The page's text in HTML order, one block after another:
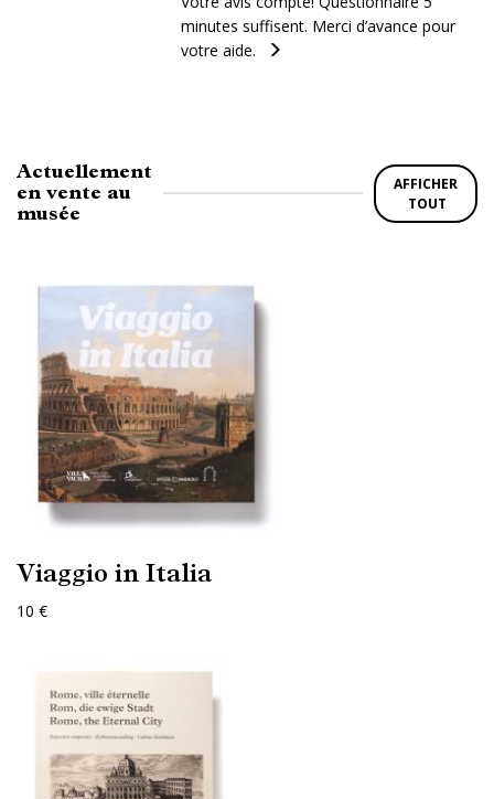
minutes suffisent. Merci d’avance pour
votre aide.
Actuellement
en vente au
musée
AFFICHER
TOUT
Viaggio in Italia
10 €